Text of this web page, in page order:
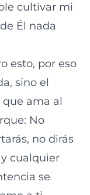
cultivar mi
Él nada
esto, por eso
sino el
que ama al
No
no dirás
cualquier
se